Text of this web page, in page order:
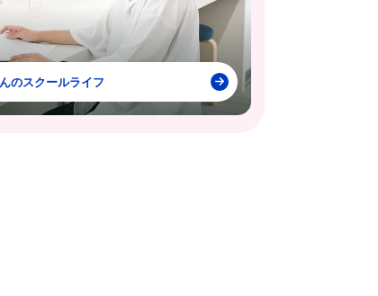
のスクールライフ